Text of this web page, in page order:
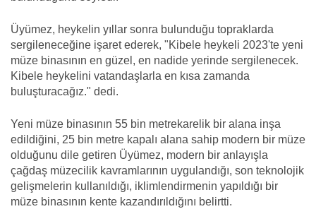
Üyümez, heykelin yıllar sonra bulunduğu topraklarda
sergileneceğine işaret ederek, "Kibele heykeli 2023'te yeni
müze binasının en güzel, en nadide yerinde sergilenecek.
Kibele heykelini vatandaşlarla en kısa zamanda
buluşturacağız." dedi.
Yeni müze binasının 55 bin metrekarelik bir alana inşa
edildiğini, 25 bin metre kapalı alana sahip modern bir müze
olduğunu dile getiren Üyümez, modern bir anlayışla
çağdaş müzecilik kavramlarının uygulandığı, son teknolojik
gelişmelerin kullanıldığı, iklimlendirmenin yapıldığı bir
müze binasının kente kazandırıldığını belirtti.